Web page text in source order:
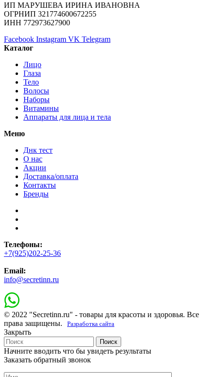
ИП МАРУШЕВА ИРИНА ИВАНОВНА
ОГРНИП 321774600672255
ИНН 772973627900
Facebook Instagram VK Telegram
Каталог
Лицо
Глаза
Тело
Волосы
Наборы
Витамины
Аппараты для лица и тела
Меню
Днк тест
О нас
Акции
Доставка/оплата
Контакты
Бренды
Телефоны:
+7(925)202-25-36
Email:
info@secretinn.ru
© 2022 "Secretinn.ru" - товары для красоты и здоровья. Все
права защищены.
Разработка сайта
Закрыть
Поиск
Начните вводить что бы увидеть результаты
Заказать обратный звонок